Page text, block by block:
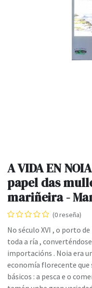
A VIDA EN
papel das
mariñeira -
(0 reseña)
No século XVI , o porto
toda a ría ,
importacións . Noia era
economía florecente que
básicos : a pesca e o